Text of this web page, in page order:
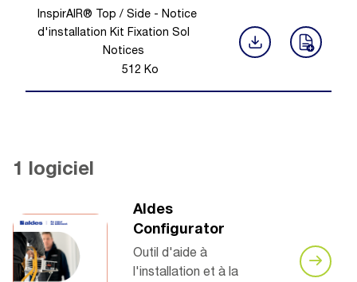
InspirAIR® Top / Side - Notice
d'installation Kit Fixation Sol
Notices
512 Ko
1 logiciel
Aldes
Configurator
Outil d'aide à
l'installation et à la